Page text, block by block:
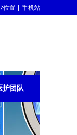
护团队
位置 手机站